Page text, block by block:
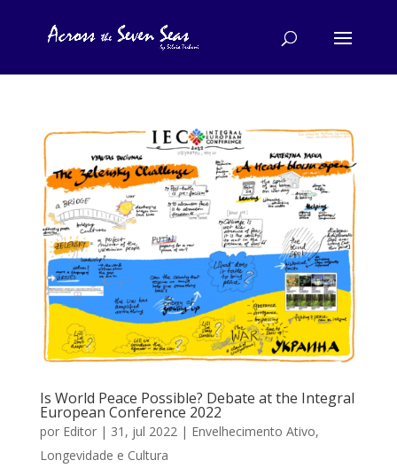
Is World Peace Possible? Debate at the Integral
European Conference 2022
por Editor| 31, jul 2022 | Envelhecimento Ativo,
Longevidade e Cultura